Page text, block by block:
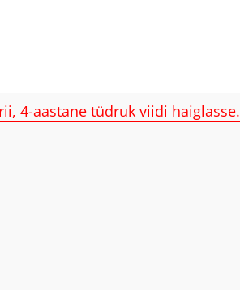
4-aastane tüdruk viidi haiglasse.